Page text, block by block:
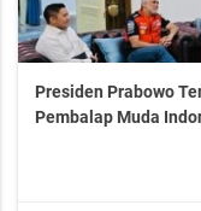
Presiden Prabowo
Pembalap Muda